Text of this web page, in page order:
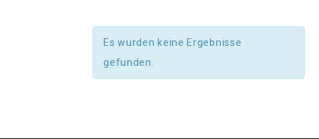
Es wurden keine Ergebnisse
gefunden.